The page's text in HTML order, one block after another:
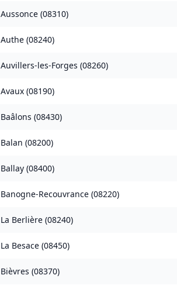
Aussonce (08310)
Authe (08240)
Auvillers-les-Forges (08260)
Avaux (08190)
Baâlons (08430)
Balan (08200)
Ballay (08400)
Banogne-Recouvrance (08220)
La Berlière (08240)
La Besace (08450)
Bièvres (08370)